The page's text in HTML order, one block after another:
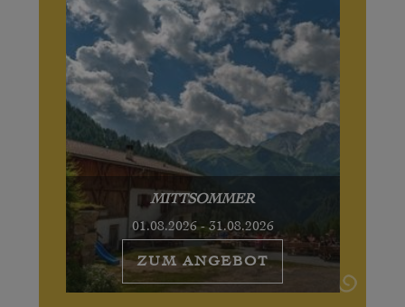
MITTSOMMER
01.08.2026 - 31.08.2026
ZUM ANGEBOT